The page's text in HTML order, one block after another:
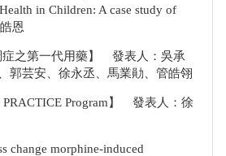
in Children: A case study of
恩
症之第一代用藥】 發表人：吳承
郭芸安、徐永丞、馬業勛、管皓翎
PRACTICE Program】 發表人：徐
change morphine-induced